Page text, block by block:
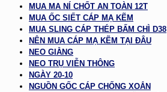
MUA MA NÍ CHỐT AN TOÀN 12T
MUA ỐC SIẾT CÁP MẠ KẼM
MUA SLING CÁP THÉP BẤM CHÌ D38
NÊN MUA CÁP MẠ KẼM TẠI ĐÂU
NEO GIẰNG
NEO TRỤ VIỄN THÔNG
NGÀY 20-10
NGUỒN GỐC CÁP CHỐNG XOẮN